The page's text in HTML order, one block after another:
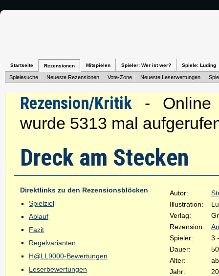
Startseite Rezensionen Mitspielen Spieler: Wer ist wer? Spiele: Luding
Spielesuche Neueste Rezensionen Vote-Zone Neueste Leserwertungen
Rezension/Kritik - Online
wurde 5313 mal
Dreck am Stecken
Direktlinks zu den Rezensionsblöcken
Spielziel
Ablauf
Fazit
Regelvarianten
H@LL9000-Bewertungen
Leserbewertungen
Autor:
Illustration:
Verlag:
Rezension:
Spieler:
3
Dauer:
Alter:
Jahr: